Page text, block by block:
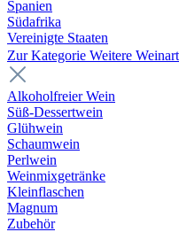
Spanien
Südafrika
Vereinigte Staaten
Zur Kategorie Weitere
Alkoholfreier Wein
Süß-Dessertwein
Glühwein
Schaumwein
Perlwein
Weinmixgetränke
Kleinflaschen
Magnum
Zubehör